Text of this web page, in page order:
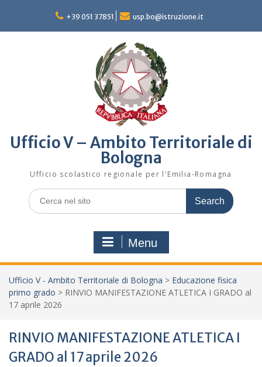
content
+39 051 37851 usp.bo@istruzione.it
Ufficio V – Ambito Territoriale di
Bologna
Ufficio scolastico regionale per l'Emilia-Romagna
Search
for:
Menu
Ufficio V - Ambito Territoriale di Bologna > Educazione fisica
primo grado > RINVIO MANIFESTAZIONE ATLETICA I GRADO al
17 aprile 2026
RINVIO MANIFESTAZIONE ATLETICA I
GRADO al 17 aprile 2026